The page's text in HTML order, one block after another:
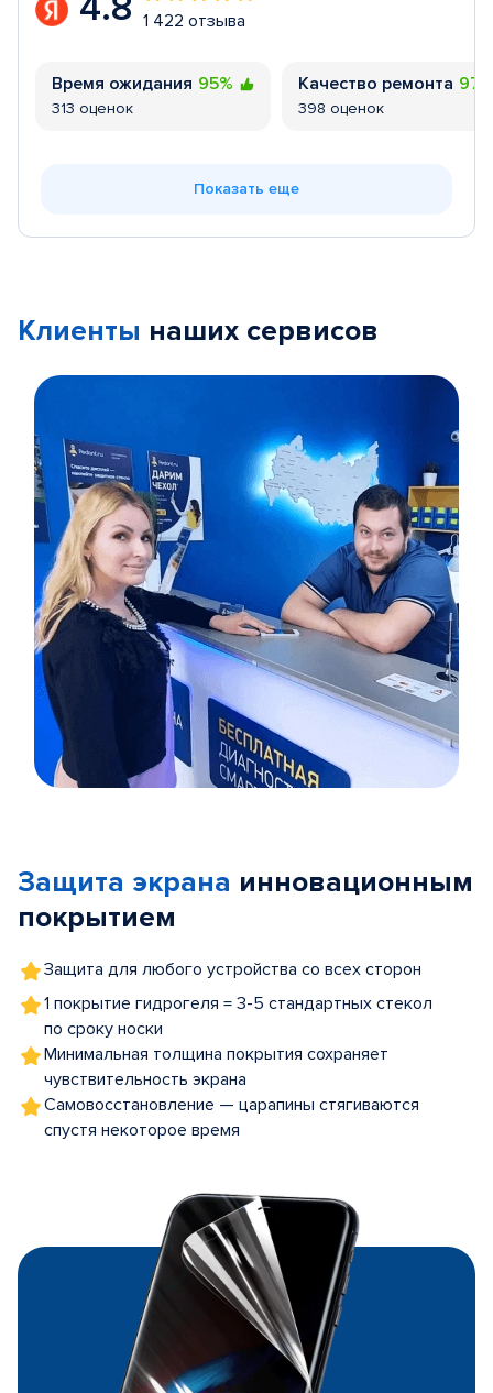
1 422 отзыва
Время ожидания 95%
313 оценок
Качество ремонта
398 оценок
Показать еще
Клиенты наших сервисов
5
Защита экрана инновационным
покрытием
Защита для любого устройства со всех сторон
1 покрытие гидрогеля = 3-5 стандартных стекол
по сроку носки
Минимальная толщина покрытия сохраняет
чувствительность экрана
Самовосстановление — царапины стягиваются
спустя некоторое время